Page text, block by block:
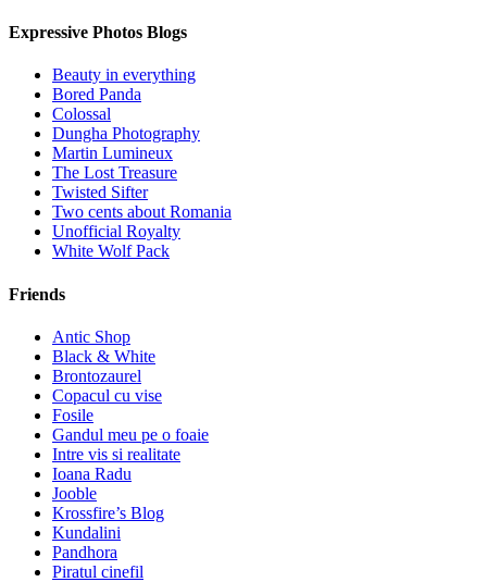
Expressive Photos Blogs
Beauty in everything
Bored Panda
Colossal
Dungha Photography
Martin Lumineux
The Lost Treasure
Twisted Sifter
Two cents about Romania
Unofficial Royalty
White Wolf Pack
Friends
Antic Shop
Black & White
Brontozaurel
Copacul cu vise
Fosile
Gandul meu pe o foaie
Intre vis si realitate
Ioana Radu
Jooble
Krossfire’s Blog
Kundalini
Pandhora
Piratul cinefil